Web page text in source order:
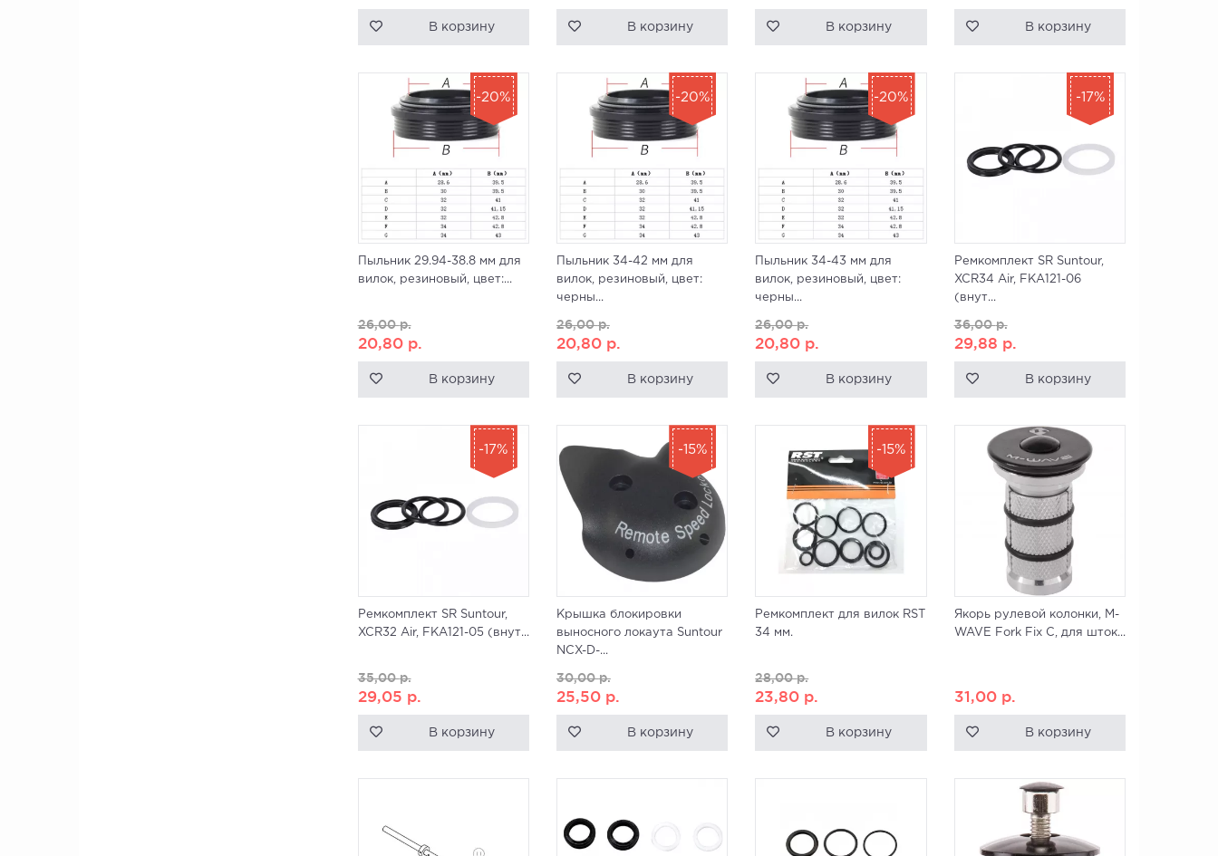
В корзину В корзину В корзину В корзину
Пыльник 29.94-38.8 мм для
вилок, резиновый, цвет:...
26,00р.
20,80 р.
В корзину
-20%
Пыльник 34-42 мм для
вилок, резиновый, цвет:
черны...
26,00р.
20,80 р.
В корзину
-20%
Пыльник 34-43 мм для
вилок, резиновый, цвет:
черны...
26,00р.
20,80 р.
В корзину
-20%
Ремкомплект SR Suntour,
XCR34 Air, FKA121-06
(внут...
36,00р.
29,88 р.
В корзину
-17%
Ремкомплект SR Suntour,
XCR32 Air, FKA121-05 (внут...
35,00р.
29,05 р.
В корзину
-17%
Крышка блокировки
выносного локаута Suntour
NCX-D-...
30,00р.
25,50 р.
В корзину
-15%
Ремкомплект для вилок RST
34 мм.
28,00р.
23,80 р.
В корзину
-15%
Якорь рулевой колонки, M-
WAVE Fork Fix C, для шток...
31,00 р.
В корзину